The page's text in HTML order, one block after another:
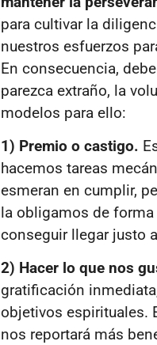
para cultivar la
nuestros esfuerzos
En consecuencia,
parezca extraño, la
modelos para ello:
1) Premio o castigo.
hacemos tareas
esmeran en cumplir,
la obligamos de
conseguir llegar justo
2) Hacer lo que nos
gratificación
objetivos espirituales.
nos reportará más